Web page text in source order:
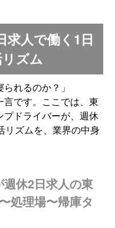
求人で働く1日
ズム
れるのか？」
です。ここでは、東
ドライバーが、週休
リズムを、業界の中身
休2日求人の東
処理場〜帰庫タ